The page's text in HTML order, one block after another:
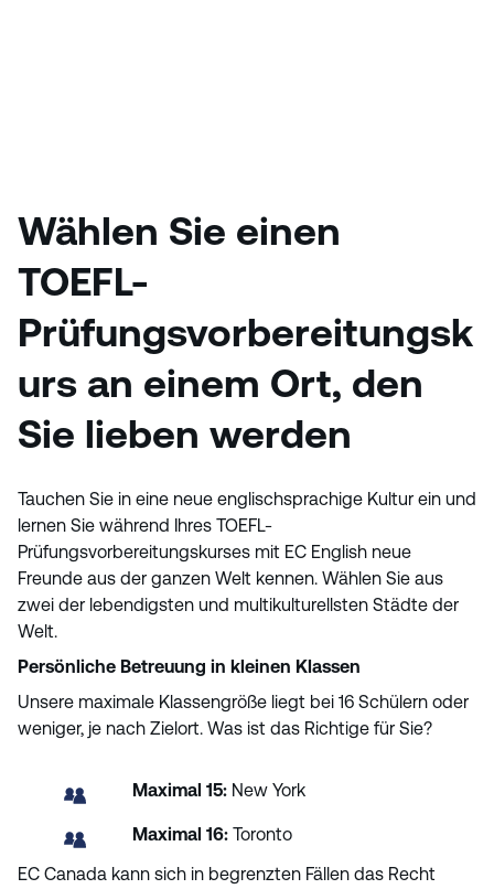
Wählen Sie einen
TOEFL-
Prüfungsvorbereitungsk
urs an einem Ort, den
Sie lieben werden
Tauchen Sie in eine neue englischsprachige Kultur ein und
lernen Sie während Ihres TOEFL-
Prüfungsvorbereitungskurses mit EC English neue
Freunde aus der ganzen Welt kennen. Wählen Sie aus
zwei der lebendigsten und multikulturellsten Städte der
Welt.
Persönliche Betreuung in kleinen Klassen
Unsere maximale Klassengröße liegt bei 16 Schülern oder
weniger, je nach Zielort. Was ist das Richtige für Sie?
Maximal 15: New York
Maximal 16: Toronto
EC Canada kann sich in begrenzten Fällen das Recht